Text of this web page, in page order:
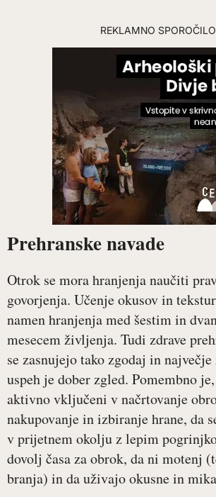
REKLAMNO SPOROČILO
Prehranske navade
Otrok se mora hranjenja naučiti
govorjenja. Učenje okusov in
namen hranjenja med šestim in
mesecem življenja. Tudi zdrave
se zasnujejo tako zgodaj in
uspeh je dober zgled. Pomembno
aktivno vključeni v načrtovanje
nakupovanje in izbiranje hrane, da
v prijetnem okolju z lepim
dovolj časa za obrok, da ni motenj
branja) in da uživajo okusne in